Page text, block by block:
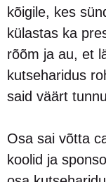
kõigile, kes
külastas ka
rõõm ja au, et
kutseharidus
said väärt
Osa sai võtta
koolid ja